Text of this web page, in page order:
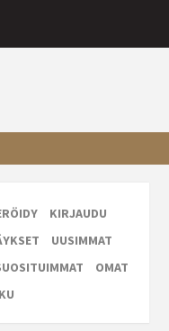
KIRJAUDU
UUSIMMAT
OMAT